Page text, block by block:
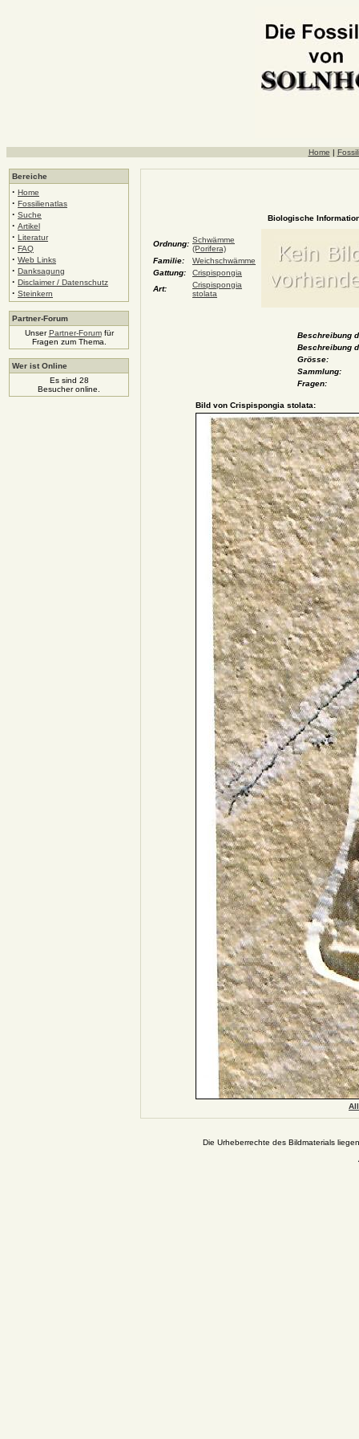
Home |
Bereiche
· Home
· Fossilienatlas
· Suche
· Artikel
· Literatur
· FAQ
· Web Links
· Danksagung
· Disclaimer / Datenschutz
· Steinkern
Partner-Forum
UnserPartner-Forumfür
Fragen zum Thema.
Wer ist Online
Es sind 28
Besucher online.
Biologische
Ordnung: Schwämme
(Porifera)
Familie:
Weichschwämme
Gattung:
Crispispongia
Art:
Crispispongia
stolata
Beschreibung
Beschreibung
Grösse:
Sammlung:
Fragen:
Bild von Crispispongia stolata:
Die Urheberrechte des Bildmaterials